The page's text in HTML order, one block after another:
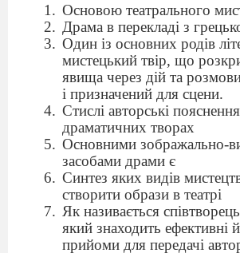
Основою театрального
Драма в перекладі з
Один із основних родів
мистецький твір, що
явища через дій та
і призначений для сцени.
Стислі авторські
драматичних творах
Основними зображально-
засобами драми є
Синтез яких видів
створити образи в театрі
Як називається
який знаходить ефективні
прийоми для передачі